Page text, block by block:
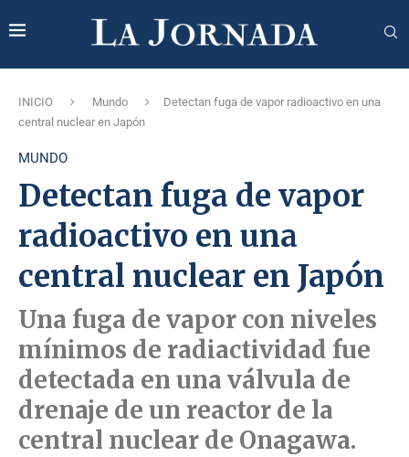
INICIO Mundo
Detectan fuga de vapor radioactivo en una
central nuclear en Japón
MUNDO
Detectan fuga de vapor
radioactivo en una
central nuclear en Japón
Una fuga de vapor con niveles
mínimos de radiactividad fue
detectada en una válvula de
drenaje de un reactor de la
central nuclear de Onagawa.